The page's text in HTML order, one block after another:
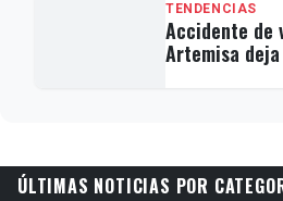
TENDENCIAS
Accidente de
Artemisa
ÚLTIMAS NOTICIAS POR